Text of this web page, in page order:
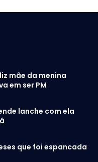
mãe da menina
em ser PM
lanche com ela
que foi espancada